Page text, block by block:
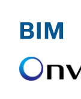
30 m